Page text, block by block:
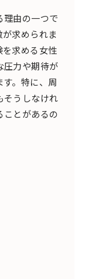
理由の一つで
求められま
を求める女性
圧力や期待が
。特に、周
そうしなけれ
ことがあるの